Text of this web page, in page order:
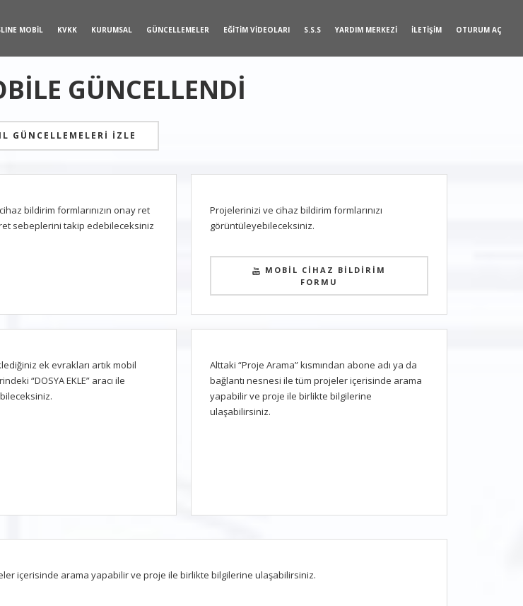
MOBİL KVKK KURUMSAL GÜNCELLEMELER EĞİTİM VİDEOLARI S.S.S YARDIM MERKEZİ İLETİŞİM OTURUM AÇ
GÜNCELLENDİ
GÜNCELLEMELERİ İZLE
bildirim formlarınızın onay ret
sebeplerini takip edebileceksiniz
Projelerinizi ve cihaz bildirim formlarınızı
görüntüleyebileceksiniz.
MOBİL CİHAZ BİLDİRİM
FORMU
ek evrakları artık mobil
“DOSYA EKLE” aracı ile
Alttaki “Proje Arama” kısmından abone adı ya da
bağlantı nesnesi ile tüm projeler içerisinde arama
yapabilir ve proje ile birlikte bilgilerine
ulaşabilirsiniz.
içerisinde arama yapabilir ve proje ile birlikte bilgilerine ulaşabilirsiniz.